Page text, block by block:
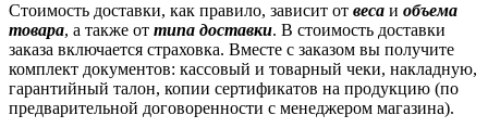
Стоимость доставки, как правило, зависит от веса и объема
товара, а также от типа доставки. В стоимость доставки
заказа включается страховка. Вместе с заказом вы получите
комплект документов: кассовый и товарный чеки, накладную,
гарантийный талон, копии сертификатов на продукцию (по
предварительной договоренности с менеджером магазина).